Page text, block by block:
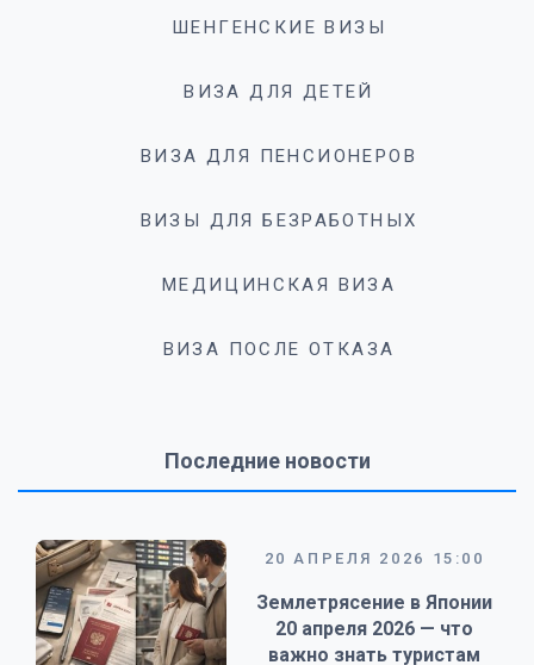
ШЕНГЕНСКИЕ ВИЗЫ
ВИЗА ДЛЯ ДЕТЕЙ
ВИЗА ДЛЯ ПЕНСИОНЕРОВ
ВИЗЫ ДЛЯ БЕЗРАБОТНЫХ
МЕДИЦИНСКАЯ ВИЗА
ВИЗА ПОСЛЕ ОТКАЗА
Последние новости
20 АПРЕЛЯ 2026 15:00
Землетрясение в Японии
20 апреля 2026 — что
важно знать туристам